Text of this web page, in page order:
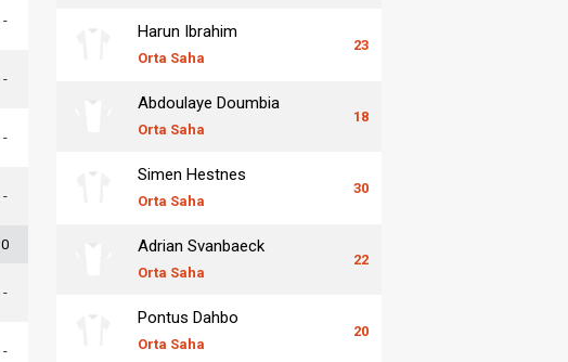
-
-
-
-
0
-
-
Harun Ibrahim
Orta Saha
23
Abdoulaye Doumbia
Orta Saha
18
Simen Hestnes
Orta Saha
30
Adrian Svanbaeck
Orta Saha
22
Pontus Dahbo
Orta Saha
20